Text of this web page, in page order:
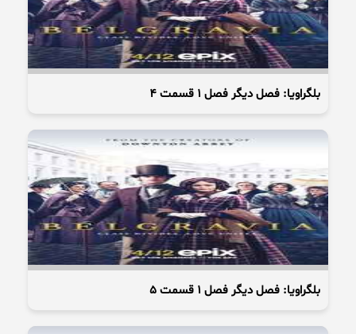
بلگراویا: فصل دیگر فصل 1 قسمت 4
بلگراویا: فصل دیگر فصل 1 قسمت 5